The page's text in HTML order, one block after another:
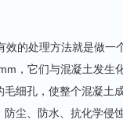
的处理方法就是做一
，它们与混凝土发生
细孔，使整个混凝土
尘、防水、抗化学侵